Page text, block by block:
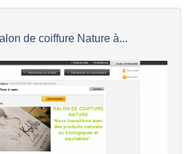
de coiffure Nature à...